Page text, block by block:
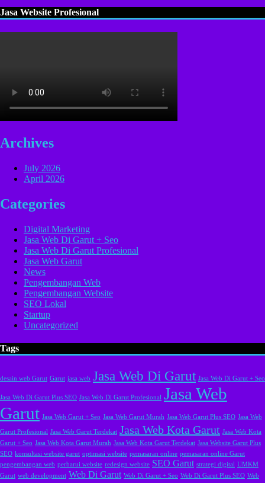
Jasa Website Profesional
Archives
July 2026
April 2026
Categories
Digital Marketing
Jasa Web Di Garut + Seo
Jasa Web Di Garut Profesional
Jasa Web Garut
News
Pengembangan Web
Pengembangan Website
SEO Lokal
Startup
Uncategorized
Tags
desain web Garut Garut jasa web Jasa Web Di Garut Jasa Web Di Garut + Seo
Jasa Web Di Garut Plus SEO Jasa Web Di Garut Profesional Jasa Web
Garut Jasa Web Garut + Seo Jasa Web Garut Murah Jasa Web Garut Plus SEO Jasa Web
Garut Profesional Jasa Web Garut Terdekat Jasa Web Kota Garut Jasa Web Kota
Garut + Seo Jasa Web Kota Garut Murah Jasa Web Kota Garut Terdekat Jasa Website Garut Plus
SEO konsultasi website garut optimasi website pemasaran online pemasaran online Garut
pengembangan web perbarui website redesign website SEO Garut strategi digital UMKM
Garut web development Web Di Garut Web Di Garut + Seo Web Di Garut Plus SEO Web